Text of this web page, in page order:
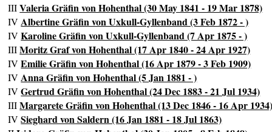
IIIValeria Gräfin von Hohenthal (30 May 1841 - 19 Mar 1878)
IVAlbertine Gräfin von Uxkull-Gyllenband (3 Feb 1872 - )
IVKaroline Gräfin von Uxkull-Gyllenband (7 Apr 1875 - )
IIIMoritz Graf von Hohenthal (17 Apr 1840 - 24 Apr 1927)
IVEmilie Gräfin von Hohenthal (16 Apr 1879 - 3 Feb 1909)
IVAnna Gräfin von Hohenthal (5 Jan 1881 - )
IVGertrud Gräfin von Hohenthal (24 Dec 1883 - 21 Jul 1934)
IIIMargarete Gräfin von Hohenthal (13 Dec 1846 - 16 Apr
IVSieghard von Saldern (16 Jan 1881 - 18 Jul 1863)